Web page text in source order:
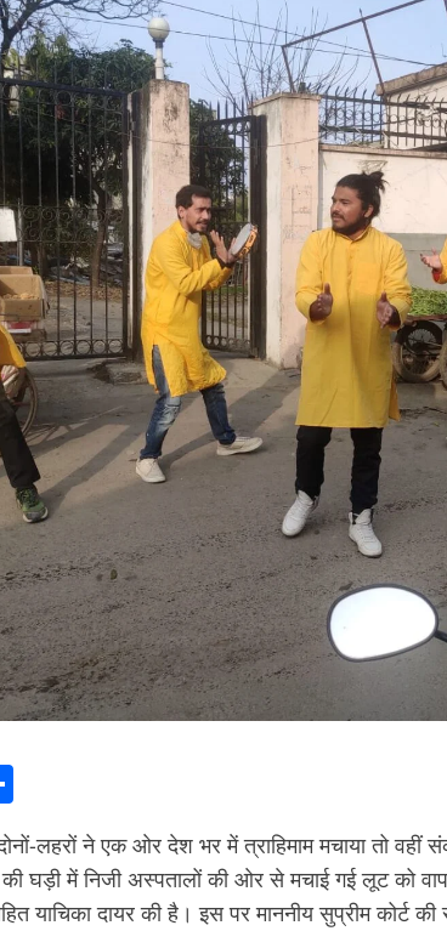
दोनों-लहरों ने एक ओर देश भर में त्राहिमाम मचाया तो
घड़ी में निजी अस्पतालों की ओर से मचाई गई लूट को
याचिका दायर की है। इस पर माननीय सुप्रीम कोर्ट